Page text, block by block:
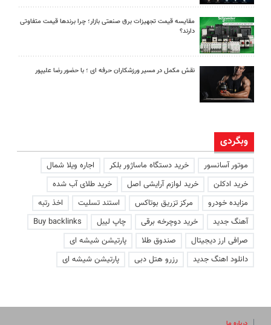
مقایسه قیمت تجهیزات برق صنعتی بازار؛ چرا برندها قیمت متفاوتی
دارند؟
نقش مکمل در مسیر ورزشکاران حرفه ای ؛ با حضور رضا علیپور
وبگردی
موتور آسانسور خرید دستگاه ماساژور بلکر
اجاره ویلا شمال
خرید ادکلن
خرید لوازم آرایشی اصل
خرید طلای آب شده
مزایده خودرو
مرکز تزریق بوتاکس استند تسلیت
اخذ رتبه
آهنگ جدید
خرید دوچرخه برقی چاپ لیبل
Buy backlinks
صرافی ارز دیجیتال
صندوق طلا
پارتیشن شیشه ای
دانلود اهنگ جدید
رزرو هتل دبی پارتیشن شیشه ای